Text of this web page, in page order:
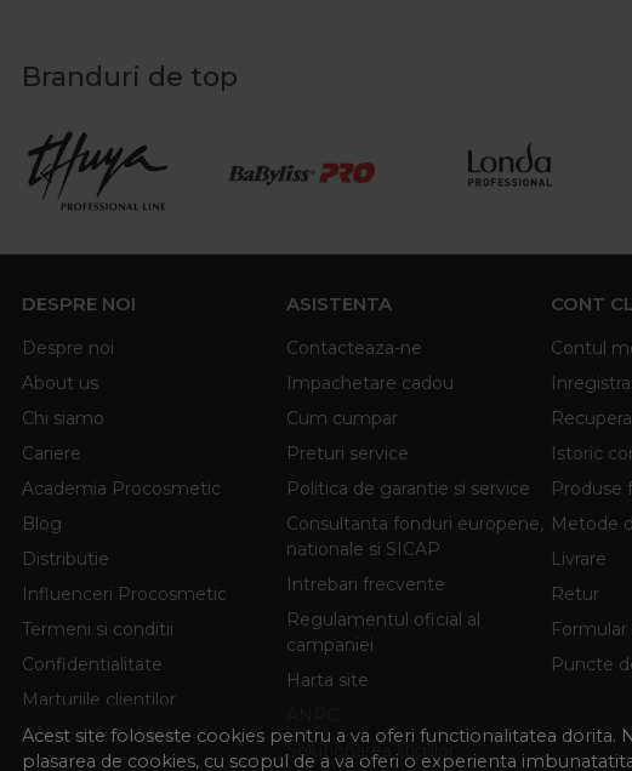
Acest site foloseste cookies pentru a va oferi functionalitatea dorita.
plasarea de cookies, cu scopul de a va oferi o experienta
Branduri de top
DESPRE NOI
Despre noi
About us
Chi siamo
Cariere
Academia Procosmetic
Blog
Distributie
Influenceri Procosmetic
Termeni si conditii
Confidentialitate
Marturiile clientilor
Politica de Cookies
ASISTENTA
Contacteaza-ne
Impachetare cadou
Cum cumpar
Preturi service
Politica de garantie si service
Consultanta fonduri europene,
nationale si SICAP
Intrebari frecvente
Regulamentul oficial al
campaniei
Harta site
Solutionarea litigiilor
CONT
Contul
Istoric
Produse
Metode
Livrare
Retur
Puncte